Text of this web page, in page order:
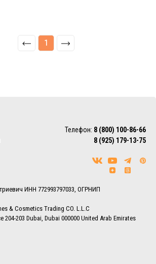
1
Телефон: 8 (800) 100-86-66
8 (925) 179-13-75
ИНН 772993797033, ОГРНИП
& Cosmetics Trading CO. L.L.C
204-203 Dubai, Dubai 000000 United Arab Emirates